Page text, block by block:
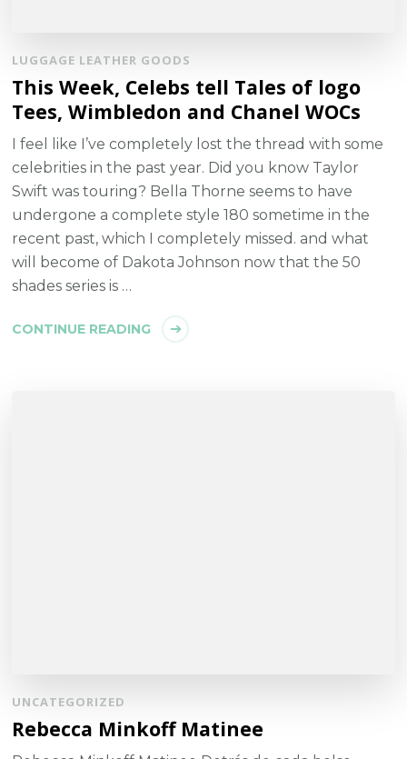
LUGGAGE LEATHER GOODS
This Week, Celebs tell Tales of logo
Tees, Wimbledon and Chanel WOCs
I feel like I’ve completely lost the thread with some
celebrities in the past year. Did you know Taylor
Swift was touring? Bella Thorne seems to have
undergone a complete style 180 sometime in the
recent past, which I completely missed. and what
will become of Dakota Johnson now that the 50
shades series is …
CONTINUE READING
UNCATEGORIZED
Rebecca Minkoff Matinee